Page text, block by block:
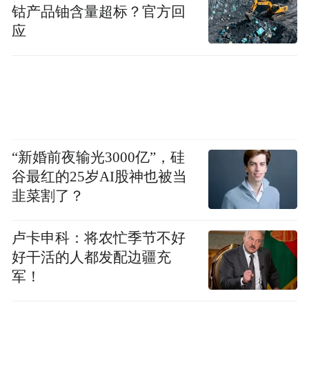
钴产品铀含量超标？官方回
应
“新婚前夜输光3000亿”，硅
谷最红的25岁AI股神也被当
韭菜割了？
卢卡申科：将农忙季节不好
好干活的人都发配边疆充
军！